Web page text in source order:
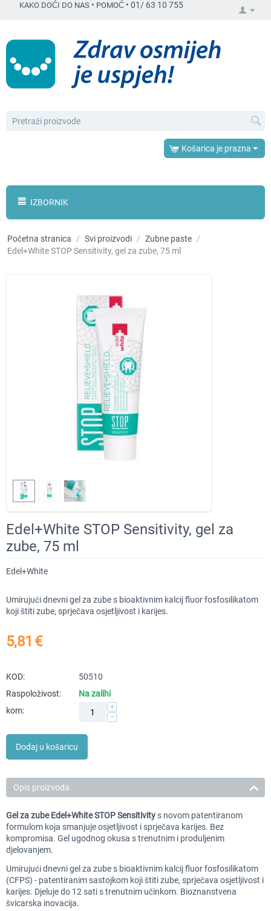
KAKO DOĆI DO NAS • POMOĆ • 01/ 63 10 755
Košarica je prazna
IZBORNIK
Početna stranica / Svi proizvodi / Zubne paste /
Edel+White STOP Sensitivity, gel za zube, 75 ml
Edel+White STOP Sensitivity, gel za
zube, 75 ml
Edel+White
Umirujući dnevni gel za zube s bioaktivnim kalcij fluor fosfosilikatom
koji štiti zube, sprječava osjetljivost i karijes.
5,81 €
KOD:
50510
Raspoloživost:
Na zalihi
kom:
+
−
Dodaj u košaricu
Opis proizvoda
Gel za zube Edel+White STOP Sensitivity s novom patentiranom
formulom koja smanjuje osjetljivost i sprječava karijes. Bez
kompromisa. Gel ugodnog okusa s trenutnim i produljenim
djelovanjem.
Umirujući dnevni gel za zube s bioaktivnim kalcij fluor fosfosilikatom
(CFPS) - patentiranim sastojkom koji štiti zube, sprječava osjetljivost i
karijes. Djeluje do 12 sati s trenutnim učinkom. Bioznanstvena
švicarska inovacija.